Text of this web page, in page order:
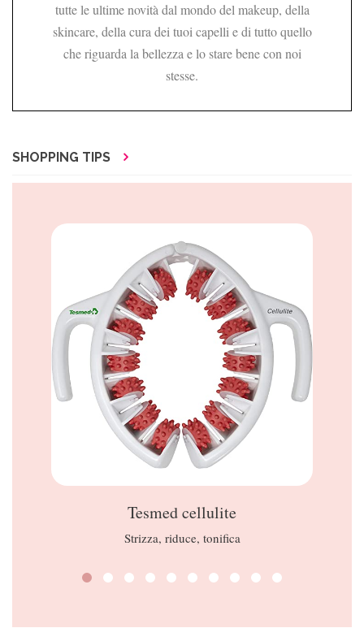
tutte le ultime novità dal mondo del makeup, della
skincare, della cura dei tuoi capelli e di tutto quello
che riguarda la bellezza e lo stare bene con noi
stesse.
SHOPPING TIPS
Tesmed cellulite
Strizza, riduce, tonifica